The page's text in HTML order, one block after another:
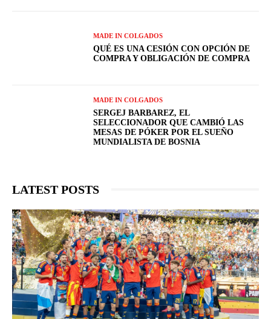
MADE IN COLGADOS
QUÉ ES UNA CESIÓN CON OPCIÓN DE
COMPRA Y OBLIGACIÓN DE COMPRA
MADE IN COLGADOS
SERGEJ BARBAREZ, EL
SELECCIONADOR QUE CAMBIÓ LAS
MESAS DE PÓKER POR EL SUEÑO
MUNDIALISTA DE BOSNIA
LATEST POSTS